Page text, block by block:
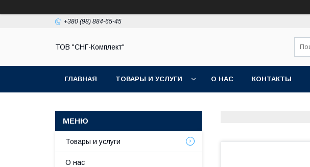
+380 (98) 884-65-45
ТОВ "СНГ-Комплект"
ГЛАВНАЯ ТОВАРЫ И УСЛУГИ О НАС КОНТАКТЫ
Товары и услуги
О нас